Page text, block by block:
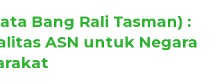
Bang Rali Tasman) :
ASN untuk Negara